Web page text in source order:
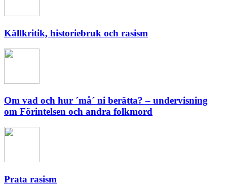
Källkritik, historiebruk och rasism
Om vad och hur ´må´ ni berätta? – undervisning
om Förintelsen och andra folkmord
Prata rasism